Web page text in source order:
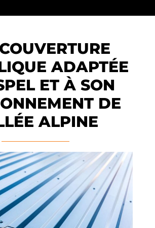
ADAPTÉE
ET À SON
DE
ALPINE